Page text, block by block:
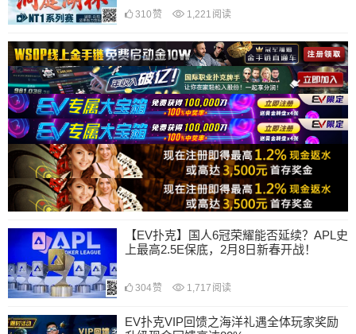
310 赞 1,221 阅读
【EV扑克】国人6冠荣耀能否延续？APL史
上最高2.5E保底，2月8日新春开战！
304赞 1,717 阅读
EV扑克VIP回馈之海洋礼遇全体玩家奖励